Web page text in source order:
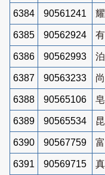
6384 90561241
6385 90562924
6386 90562993
6387 90563233
6388 90565106
6389 90565534
6390 90567759
6391 90569715